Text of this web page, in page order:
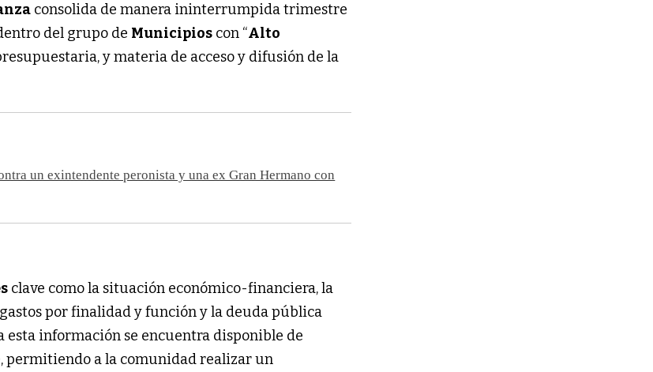
consolida de manera ininterrumpida trimestre
del grupo de Municipios con “Alto
y materia de acceso y difusión de la
un exintendente peronista y una ex Gran Hermano con
clave como la situación económico-financiera, la
gastos por finalidad y función y la deuda pública
información se encuentra disponible de
permitiendo a la comunidad realizar un